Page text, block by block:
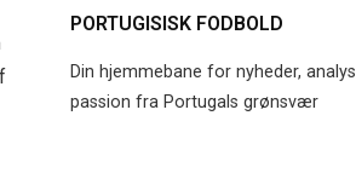
PORTUGISISK FODBOLD
Din hjemmebane for nyheder,
passion fra Portugals grønsvær